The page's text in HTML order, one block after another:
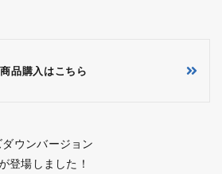
商品購入はこちら
ウンバージョン
登場しました！